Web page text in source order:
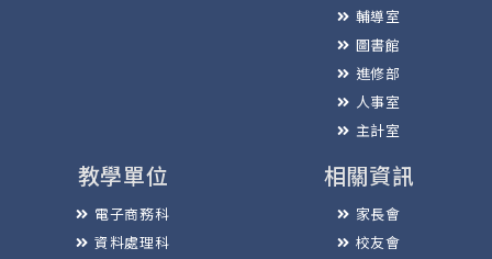
輔導室
圖書館
進修部
人事室
主計室
教學單位
電子商務科
資料處理科
相關資訊
家長會
校友會